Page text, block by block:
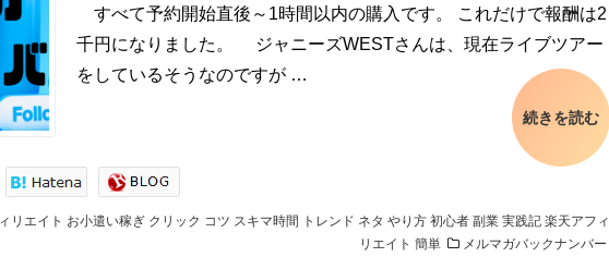
すべて予約開始直後～1時間以内の購入です。 これだけで報酬は2
千円になりました。 ジャニーズWESTさんは、現在ライブツアー
をしているそうなのですが …
続きを読む
リエイト お小遣い稼ぎ クリック コツ スキマ時間 トレンド ネタ やり方 初心者 副業 実践記 楽天アフィ
リエイト 簡単 メルマガバックナンバー